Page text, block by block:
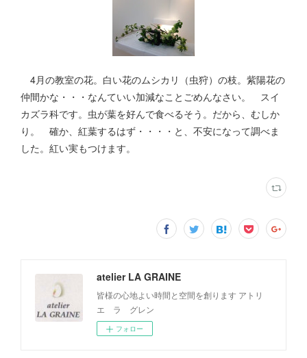
4月の教室の花。白い花のムシカリ（虫狩）の枝。紫陽花の
仲間かな・・・なんていい加減なことごめんなさい。 スイ
カズラ科です。虫が葉を好んで食べるそう。だから、むしか
り。 確か、紅葉するはず・・・・と、不安になって調べま
した。紅い実もつけます。
atelier LA GRAINE
皆様の心地よい時間と空間を創ります アトリ
エ ラ グレン
フォロー